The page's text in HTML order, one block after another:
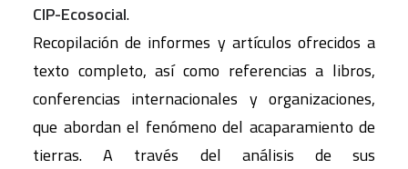
CIP-Ecosocial.
Recopilación de informes y artículos ofrecidos a
texto completo, así como referencias a libros,
conferencias internacionales y organizaciones,
que abordan el fenómeno del acaparamiento de
tierras. A través del análisis de sus